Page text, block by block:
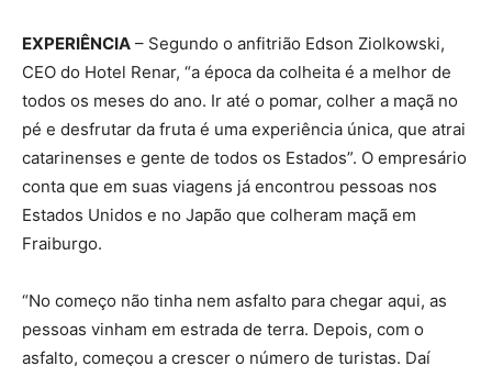
EXPERIÊNCIA – Segundo o anfitrião Edson Ziolkowski,
CEO do Hotel Renar, “a época da colheita é a melhor de
todos os meses do ano. Ir até o pomar, colher a maçã no
pé e desfrutar da fruta é uma experiência única, que atrai
catarinenses e gente de todos os Estados”. O empresário
conta que em suas viagens já encontrou pessoas nos
Estados Unidos e no Japão que colheram maçã em
Fraiburgo.
“No começo não tinha nem asfalto para chegar aqui, as
pessoas vinham em estrada de terra. Depois, com o
asfalto, começou a crescer o número de turistas. Daí